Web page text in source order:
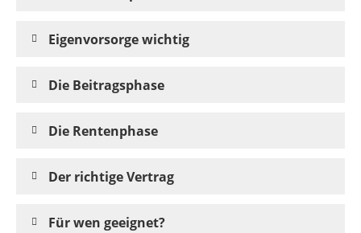
Eigenvorsorge wichtig
Die Beitragsphase
Die Rentenphase
Der richtige Vertrag
Für wen geeignet?